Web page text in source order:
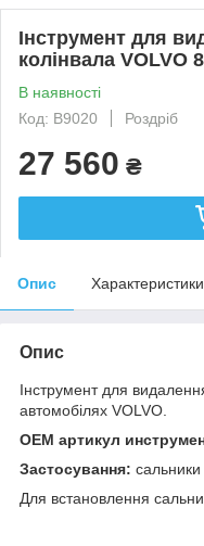
Інструмент для
колінвала VOLVO
В наявності
Код: B9020
Роздріб
27 560 ₴
Опис Характеристики
Опис
Інструмент для
автомобілях VOLVO.
OEM артикул
Застосування:
Для встановлення